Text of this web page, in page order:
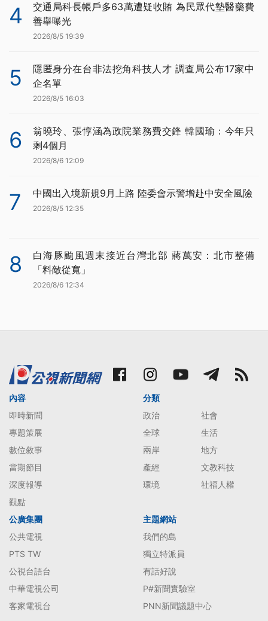
4
交通局科長帳戶多63萬遭疑收賄 為民眾代墊醫藥費
善舉曝光
2026/8/5 19:39
5
隱匿身分在台非法挖角科技人才 調查局公布17家中
企名單
2026/8/5 16:03
6
翁曉玲、張惇涵為政院業務費交鋒 韓國瑜：今年只
剩4個月
2026/8/6 12:09
7 中國出入境新規9月上路 陸委會示警增赴中安全風險
2026/8/5 12:35
8
白海豚颱風週末接近台灣北部 蔣萬安：北市整備
「料敵從寬」
2026/8/6 12:34
內容
即時新聞
專題策展
數位敘事
當期節目
深度報導
觀點
分類
政治
社會
全球
生活
兩岸
地方
產經
文教科技
環境
社福人權
公廣集團
公共電視
PTS TW
公視台語台
中華電視公司
客家電視台
主題網站
我們的島
獨立特派員
有話好說
P#新聞實驗室
PNN新聞議題中心